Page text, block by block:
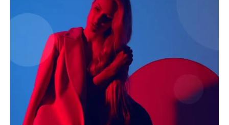
Contact Us
Privacy Policy
Terms of Use Agreement
Facebook
X WhatsApp
Share